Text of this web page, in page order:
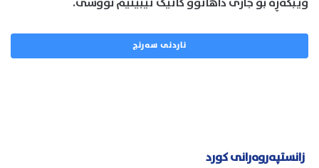
زانستپەروەرانی کورد